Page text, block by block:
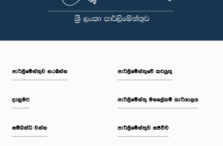
පාර්ලි‌මේන්තුව නරඹන්න
දැනුමට
සම්බන්ධ වන්න
පාර්ලිමේන්තුවේ කටයුතු
පාර්ලිමේන්තු මහලේකම් කාර්යාලය
පාර්ලිමේන්තුව සජීවීව